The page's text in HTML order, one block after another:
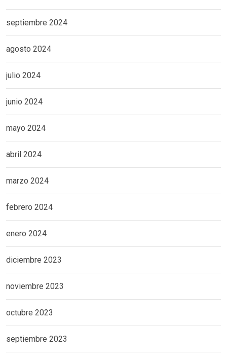
septiembre 2024
agosto 2024
julio 2024
junio 2024
mayo 2024
abril 2024
marzo 2024
febrero 2024
enero 2024
diciembre 2023
noviembre 2023
octubre 2023
septiembre 2023